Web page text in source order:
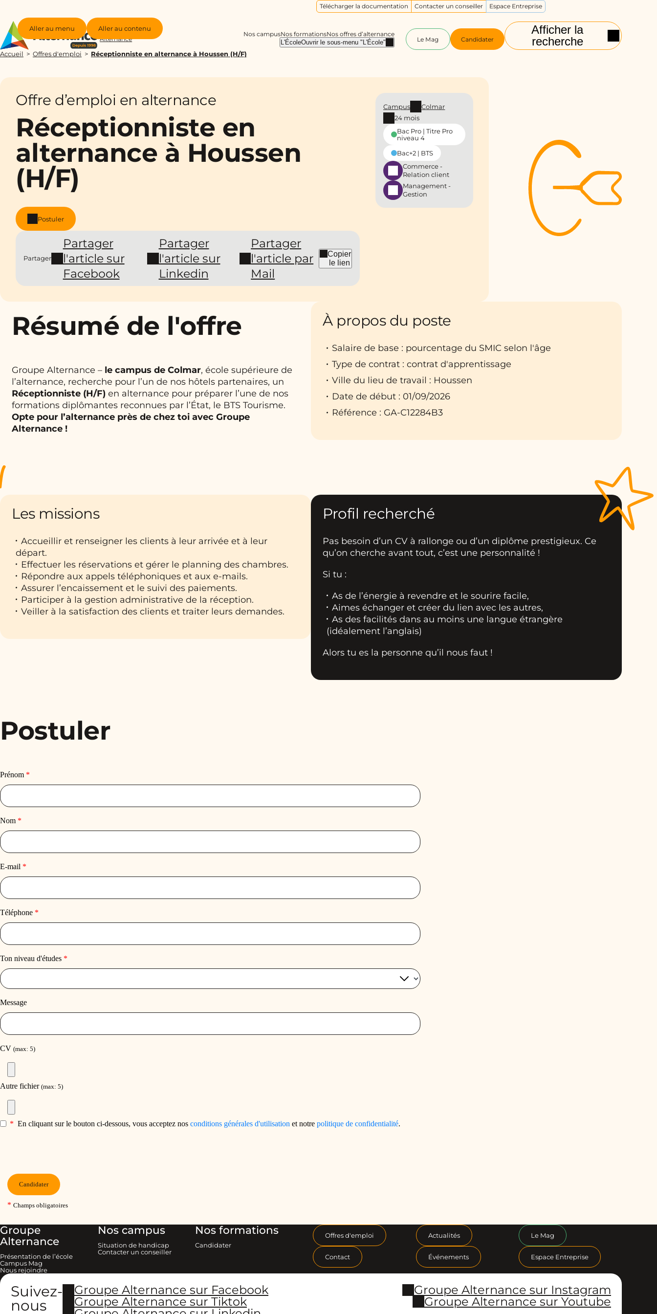
Aller au menu Aller au contenu
Groupe
Alternance
Afficher la
recherche
Nos campusNos formationsNos offres d’alternance
L'ÉcoleOuvrir le sous-menu "L'École" Le Mag Candidater
Télécharger la documentation Contacter un conseiller Espace Entreprise
Accueil Offres d'emploi Réceptionniste en alternance à Houssen (H/F)
Offre d’emploi en alternance
Réceptionniste en
alternance à Houssen
(H/F)
Postuler
Partager
Partager
l'article sur
Facebook
Partager
l'article sur
Linkedin
Partager
l'article par
Mail
Copier
le lien
Campus
Colmar
24 mois
Bac Pro | Titre Pro
niveau 4
Bac+2 | BTS
Commerce -
Relation client
Management -
Gestion
Résumé de l'offre
Groupe Alternance – le campus de Colmar, école supérieure de
l’alternance, recherche pour l’un de nos hôtels partenaires, un
Réceptionniste (H/F) en alternance pour préparer l’une de nos
formations diplômantes reconnues par l’État, le BTS Tourisme.
Opte pour l’alternance près de chez toi avec Groupe
Alternance !
À propos du poste
Salaire de base : pourcentage du SMIC selon l'âge
Type de contrat : contrat d'apprentissage
Ville du lieu de travail : Houssen
Date de début : 01/09/2026
Référence : GA-C12284B3
Les missions
Accueillir et renseigner les clients à leur arrivée et à leur
départ.
Effectuer les réservations et gérer le planning des chambres.
Répondre aux appels téléphoniques et aux e-mails.
Assurer l’encaissement et le suivi des paiements.
Participer à la gestion administrative de la réception.
Veiller à la satisfaction des clients et traiter leurs demandes.
Profil recherché
Pas besoin d’un CV à rallonge ou d’un diplôme prestigieux. Ce
qu’on cherche avant tout, c’est une personnalité !
Si tu :
As de l’énergie à revendre et le sourire facile,
Aimes échanger et créer du lien avec les autres,
As des facilités dans au moins une langue étrangère
(idéalement l’anglais)
Alors tu es la personne qu’il nous faut !
Postuler
Groupe
Alternance
Présentation de l’école
Campus Mag
Nous rejoindre
Nos campus
Situation de handicap
Contacter un conseiller
Nos formations
Candidater
Offres d'emploi Actualités Le Mag
Contact Événements Espace Entreprise
Suivez-
nous
Groupe Alternance sur Facebook
Groupe Alternance sur Instagram
Groupe Alternance sur Tiktok
Groupe Alternance sur Youtube